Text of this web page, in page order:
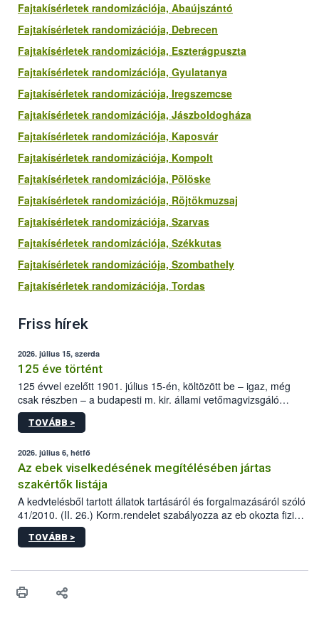
Fajtakísérletek randomizációja, Abaújszántó
Fajtakísérletek randomizációja, Debrecen
Fajtakísérletek randomizációja, Eszterágpuszta
Fajtakísérletek randomizációja, Gyulatanya
Fajtakísérletek randomizációja, Iregszemcse
Fajtakísérletek randomizációja, Jászboldogháza
Fajtakísérletek randomizációja, Kaposvár
Fajtakísérletek randomizációja, Kompolt
Fajtakísérletek randomizációja, Pölöske
Fajtakísérletek randomizációja, Röjtökmuzsaj
Fajtakísérletek randomizációja, Szarvas
Fajtakísérletek randomizációja, Székkutas
Fajtakísérletek randomizációja, Szombathely
Fajtakísérletek randomizációja, Tordas
Friss hírek
2026. július 15, szerda
125 éve történt
125 évvel ezelőtt 1901. július 15-én, költözött be – igaz, még
csak részben – a budapesti m. kir. állami vetőmagvizsgáló
állomás a Kis Rókus utca 15. szám alatti, Czigler Győző által
tervezett új épületébe.
TOVÁBB >
2026. július 6, hétfő
Az ebek viselkedésének megítélésében jártas
szakértők listája
A kedvtelésből tartott állatok tartásáról és forgalmazásáról szóló
41/2010. (II. 26.) Korm.rendelet szabályozza az eb okozta fizikai
sérülés, illetve ennek veszélye keletkezésekor felmerülő
hatósági feladatokat, valamint a veszélyes eb tartását és annak
vonni az ebek viselkedésének megítélésében jártas szakértőt.
TOVÁBB >